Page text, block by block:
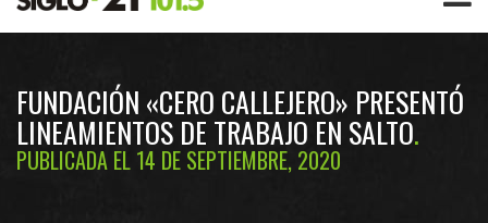
FUNDACIÓN «CERO CALLEJERO» PRESENTÓ
LINEAMIENTOS DE TRABAJO EN SALTO
PUBLICADA EL 14 DE SEPTIEMBRE, 2020